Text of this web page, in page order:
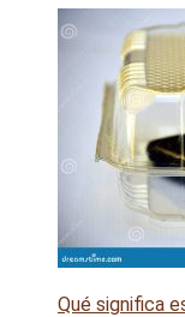
Qué significa